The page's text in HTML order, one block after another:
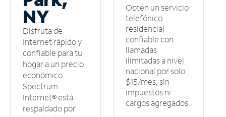
NY
Disfruta de
Internet rápido y
confiable para tu
hogar a un precio
económico.
Spectrum
Internet® está
respaldado por
Obtén un servicio
telefónico
residencial
confiable con
llamadas
ilimitadas a nivel
nacional por solo
$15/mes, sin
impuestos ni
cargos agregados.